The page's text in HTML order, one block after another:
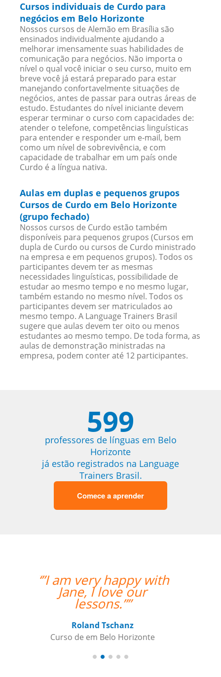
Cursos individuais de Curdo para
negócios em Belo Horizonte
Nossos cursos de Alemão em Brasília são
ensinados individualmente ajudando a
melhorar imensamente suas habilidades de
comunicação para negócios. Não importa o
nível o qual você iniciar o seu curso, muito em
breve você já estará preparado para estar
manejando confortavelmente situações de
negócios, antes de passar para outras áreas de
estudo. Estudantes do nível iniciante devem
esperar terminar o curso com capacidades de:
atender o telefone, competências linguísticas
para entender e responder um e-mail, bem
como um nível de sobrevivência, e com
capacidade de trabalhar em um país onde
Curdo é a língua nativa.
Aulas em duplas e pequenos grupos
Cursos de Curdo em Belo Horizonte
(grupo fechado)
Nossos cursos de Curdo estão também
disponíveis para pequenos grupos (Cursos em
dupla de Curdo ou cursos de Curdo ministrado
na empresa e em pequenos grupos). Todos os
participantes devem ter as mesmas
necessidades linguísticas, possibilidade de
estudar ao mesmo tempo e no mesmo lugar,
também estando no mesmo nível. Todos os
participantes devem ser matriculados ao
mesmo tempo. A Language Trainers Brasil
sugere que aulas devem ter oito ou menos
estudantes ao mesmo tempo. De toda forma, as
aulas de demonstração ministradas na
empresa, podem conter até 12 participantes.
599
professores de línguas em Belo
Horizonte
já estão registrados na Language
Trainers Brasil.
Comece a aprender
“”Working with Jane
was fantastic. ””
Curso de Português em Belo
Horizonte